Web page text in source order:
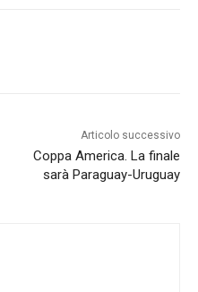
Articolo successivo
Coppa America. La finale
sarà Paraguay-Uruguay